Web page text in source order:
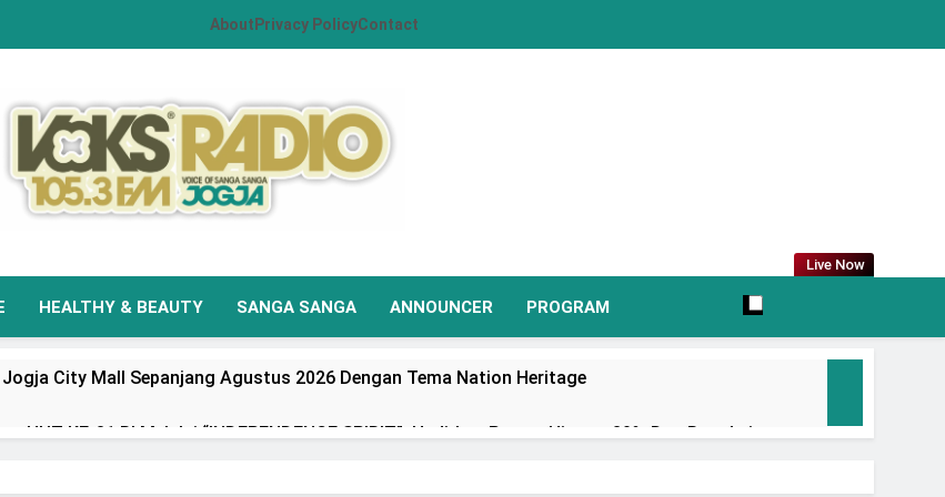
About Privacy PolicyContact
Radio Jogja Live Now
HEALTHY & BEAUTY SANGA SANGA ANNOUNCER PROGRAM
Jogja City Mall Sepanjang Agustus 2026 Dengan Tema Nation Heritage
HUT KE-81 RI Melalui “INDEPENDENCE SPIRIT”, Hadirkan Promo Hingga 80% Dan Rangkaian